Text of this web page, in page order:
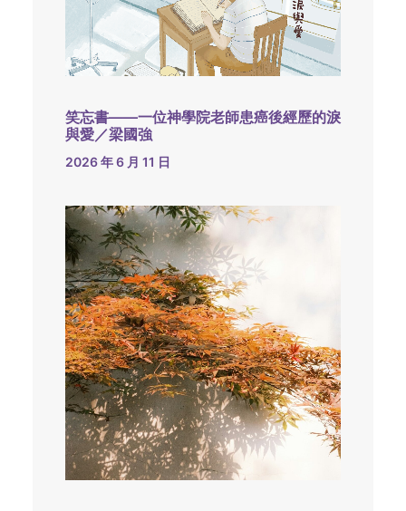
笑忘書——一位神學院老師患癌後經歷的淚
與愛／梁國強
2026 年 6 月 11 日